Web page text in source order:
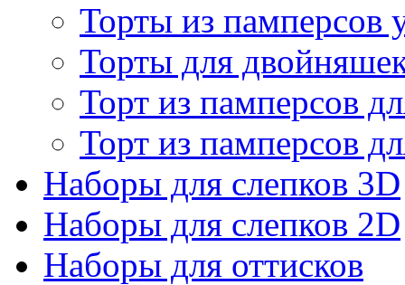
Торты из памперсов
Торты для
Торт из памперсов
Торт из памперсов
Наборы для слепков 3D
Наборы для слепков 2D
Наборы для оттисков